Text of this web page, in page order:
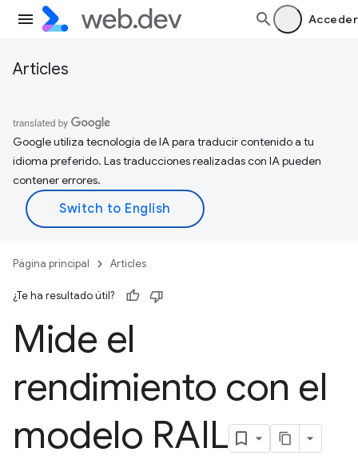
Acceder
Articles
Google utiliza tecnología de IA para traducir contenido a tu
idioma preferido. Las traducciones realizadas con IA pueden
contener errores.
Página principal Articles
¿Te ha resultado útil?
Mide el
rendimiento con el
modelo RAIL